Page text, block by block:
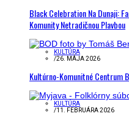
Black Celebration Na Dunaji:
Komunity Netradičnou Plavbou
KULTÚRA
/26. MÁJA 2026
Kultúrno-Komunitné Centrum
KULTÚRA
/11. FEBRUÁRA 2026